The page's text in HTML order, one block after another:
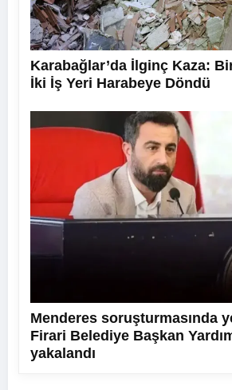
Karabağlar’da İlginç Kaza:
İki İş Yeri Harabeye Döndü
Menderes soruşturmasında
Firari Belediye Başkan
yakalandı